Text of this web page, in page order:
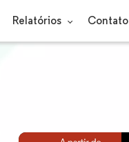
Relatórios Contato